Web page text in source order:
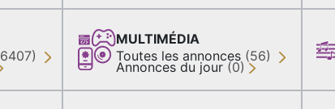
MULTIMÉDIA
Toutes les annonces (56)
Annonces du jour (0)